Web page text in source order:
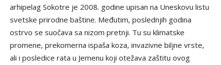
arhipelag Sokotre je 2008. godine upisan na Uneskovu listu
svetske prirodne baštine. Međutim, poslednjih godina
ostrvo se suočava sa nizom pretnji. Tu su klimatske
promene, prekomerna ispaša koza, invazivne biljne vrste,
ali i posledice rata u Jemenu koji otežava zaštitu ovog